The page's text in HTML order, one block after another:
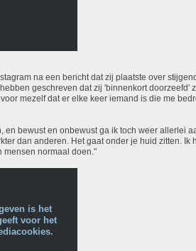
na een bericht dat zij plaatste over stijgend
geschreven dat zij 'binnenkort doorzeefd'
mezelf dat er elke keer iemand is die me
en bewust en onbewust ga ik toch weer allerlei
dan anderen. Het gaat onder je huid zitten. Ik
mensen normaal doen."
is het
voor het